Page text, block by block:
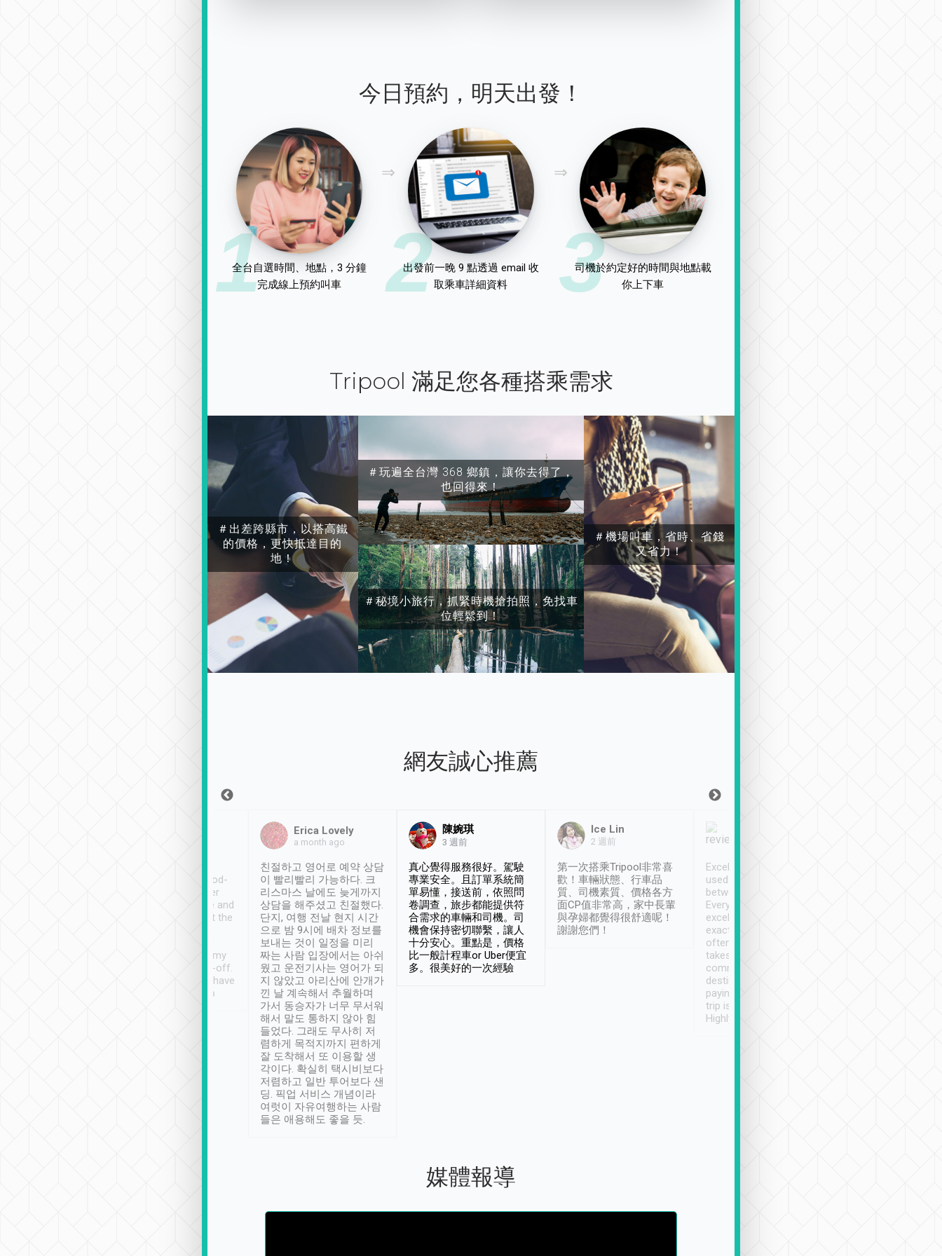
今日預約，明天出發！
1
全台自選時間、地點，3 分鐘
完成線上預約叫車
2
出發前一晚 9 點透過 email 收
取乘車詳細資料
3
司機於約定好的時間與地點載
你上下車
Tripool 滿足您各種搭乘需求
＃出差跨縣市，以搭高鐵
的價格，更快抵達目的
地！
＃玩遍全台灣 368 鄉鎮，讓你去得了，
也回得來！
＃秘境小旅行，抓緊時機搶拍照，免找車
位輕鬆到！
＃機場叫車，省時、省錢
又省力！
網友誠心推薦
service, vehicles in good-
condition and the driver
service was awesome and
thoughtful. Driver went the
have safely arrived at my
destination after drop-off.
Definitely something I have
not seen elsewhere 👍
Erica Lovely
a month ago
친절하고 영어로 예약 상담
이 빨리빨리 가능하다. 크
리스마스 날에도 늦게까지
상담을 해주셨고 친절했다.
단지, 여행 전날 현지 시간
으로 밤 9시에 배차 정보를
보내는 것이 일정을 미리
짜는 사람 입장에서는 아쉬
웠고 운전기사는 영어가 되
지 않았고 아리산에 안개가
낀 날 계속해서 추월하며
가서 동승자가 너무 무서워
해서 말도 통하지 않아 힘
들었다. 그래도 무사히 저
렴하게 목적지까지 편하게
잘 도착해서 또 이용할 생
각이다. 확실히 택시비보다
저렴하고 일반 투어보다 샌
딩. 픽업 서비스 개념이라
여럿이 자유여행하는 사람
들은 애용해도 좋을 듯.
陳婉琪
3 週前
真心覺得服務很好。駕駛
專業安全。且訂單系統簡
單易懂，接送前，依照問
卷調查，旅步都能提供符
合需求的車輛和司機。司
機會保持密切聯繫，讓人
十分安心。重點是，價格
比一般計程車or Uber便宜
多。很美好的一次經驗
Ice Lin
2 週前
第一次搭乘Tripool非常喜
歡！車輛狀態、行車品
質、司機素質、價格各方
面CP值非常高，家中長輩
與孕婦都覺得很舒適呢！
謝謝您們！
Excellent service. We have
used Tripool to travel
between cities in Taiwan.
Every driver has been
excellent and arrives
exactly on time. As there is
often limited English it
takes the difficulty out of
communicating the
destination details and
paying online prior to the
trip is very convenient.
Highly recommended
媒體報導